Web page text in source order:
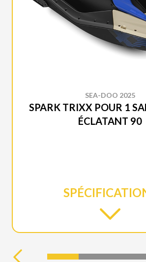
SEA-DOO 2025
SPARK TRIXX POUR 1
ÉCLATANT 90